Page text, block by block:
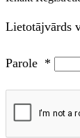
Lietotājvārds
Parole *